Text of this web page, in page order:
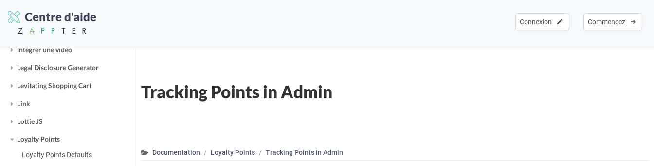
Centre d'aide Commencez
Connexion
Ingredient System
Instagram
Intégrer une vidéo
Legal Disclosure Generator
Levitating Shopping Cart
Link
Lottie JS
Loyalty Points
Loyalty Points Defaults
Tracking Points in Admin
Documentation Loyalty Points Tracking Points in Admin